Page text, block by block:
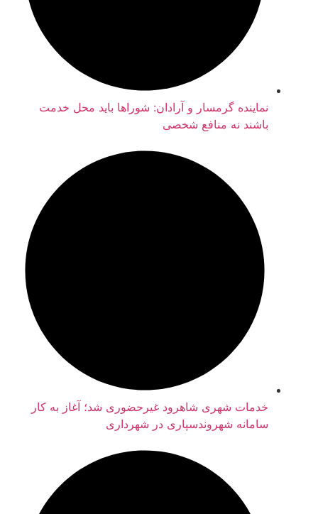
نماینده گرمسار و آرادان: شوراها باید محل خدمت
باشند نه منافع شخصی
خدمات شهری شاهرود غیرحضوری شد؛ آغاز به کار
سامانه شهروندسپاری در شهرداری